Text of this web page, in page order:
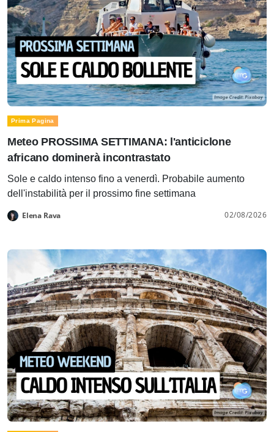
Prima Pagina
Meteo PROSSIMA SETTIMANA: l'anticiclone
africano dominerà incontrastato
Sole e caldo intenso fino a venerdì. Probabile aumento
dell'instabilità per il prossimo fine settimana
Elena Rava 02/08/2026